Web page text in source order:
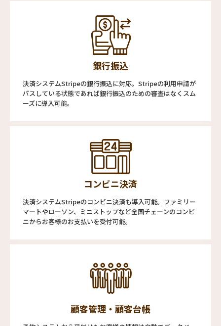
銀行振込
決済システムStripeの銀行振込に対応。Stripeの利用申請が
パスしている状態であれば銀行振込のための審査はなくスム
ーズに導入可能。
コンビニ決済
決済システムStripeのコンビニ決済も導入可能。ファミリー
マートやローソン、ミニストップなど全国チェーンのコンビ
ニからお客様のお支払いを受付可能。
顧客管理・顧客台帳